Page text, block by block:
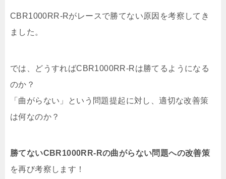
CBR1000RR-Rがレースで勝てない原因を考察してき
ました。
では、どうすればCBR1000RR-Rは勝てるようになる
のか？
「曲がらない」という問題提起に対し、適切な改善策
は何なのか？
勝てないCBR1000RR-Rの曲がらない問題への改善策
を再び考察します！